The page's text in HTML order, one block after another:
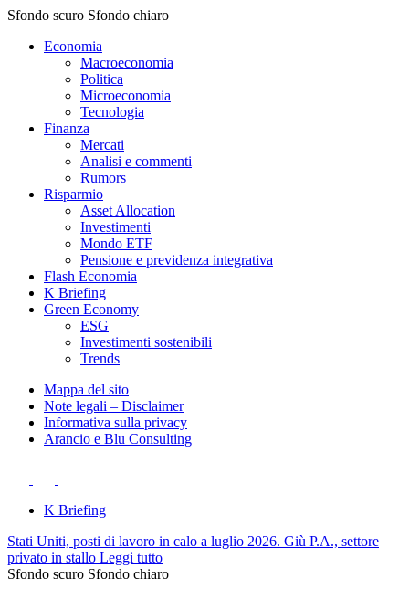
Sfondo scuro Sfondo chiaro
Economia
Macroeconomia
Politica
Microeconomia
Tecnologia
Finanza
Mercati
Analisi e commenti
Rumors
Risparmio
Asset Allocation
Investimenti
Mondo ETF
Pensione e previdenza integrativa
Flash Economia
K Briefing
Green Economy
ESG
Investimenti sostenibili
Trends
Mappa del sito
Note legali – Disclaimer
Informativa sulla privacy
Arancio e Blu Consulting
K Briefing
Stati Uniti, posti di lavoro in calo a luglio 2026. Giù P.A., settore
privato in stallo Leggi tutto
Sfondo scuro Sfondo chiaro